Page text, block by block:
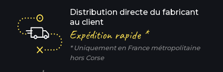
Distribution directe du fabricant
au client
Expédition rapide *
* Uniquement en France métropolitaine
hors Corse